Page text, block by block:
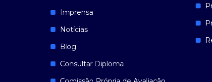
Imprensa
Notícias
Blog
Consultar Diploma